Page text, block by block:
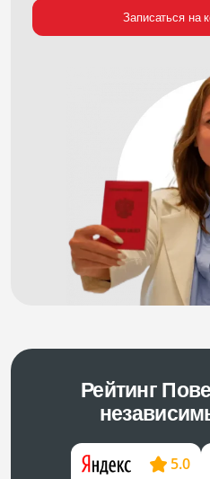
Записаться на
Рейтинг
5.0